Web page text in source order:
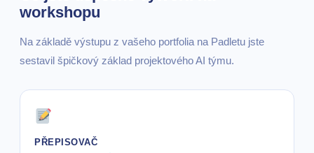
workshopu
Na základě výstupu z vašeho portfolia na Padletu jste
sestavil špičkový základ projektového AI týmu.
PŘEPISOVAČ